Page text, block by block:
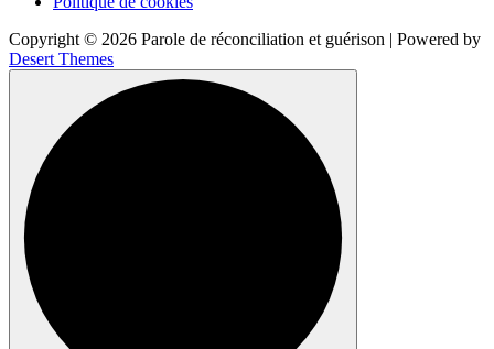
Copyright © 2026 Parole de réconciliation et guérison | Powered by
Desert Themes